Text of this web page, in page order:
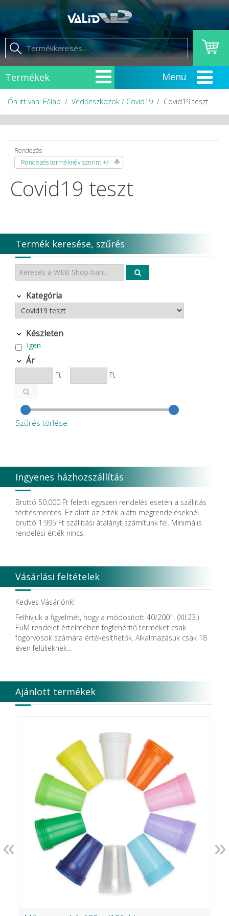
Termékek
Őn itt van: Főlap Védőeszközök / Covid19 Covid19 teszt
Rendezés
Rendezés terméknév szerint +/-
Covid19 teszt
Termék keresése, szűrés
Kategória
Készleten
Igen
Ár
Ft - Ft
Szűrés törlése
Ingyenes házhozszállítás
Bruttó 50.000 Ft feletti egyszeri rendelés esetén a szállítás
térítésmentes. Ez alatt az érték alatti megrendeléseknél
bruttó 1.995 Ft szállítási átalányt számítunk fel. Minimális
rendelési érték nincs.
Vásárlási feltételek
Kedves Vásárlónk!
Felhívjuk a figyelmét, hogy a módosított 40/2001. (XII.23.)
EüM rendelet értelmében fogfehérítő terméket csak
fogorvosok számára értékesíthetők. Alkalmazásuk csak 18
éven felülieknek...
Ajánlott termékek
« »